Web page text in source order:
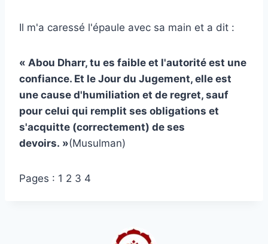
Il m'a caressé l'épaule avec sa main et a dit :
« Abou Dharr, tu es faible et l'autorité est une
confiance. Et le Jour du Jugement, elle est
une cause d'humiliation et de regret, sauf
pour celui qui remplit ses obligations et
s'acquitte (correctement) de ses
devoirs. »(Musulman)
Pages : 1 2 3 4